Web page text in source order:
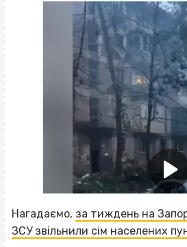
Нагадаємо, за тиждень на
ЗСУ звільнили сім населених